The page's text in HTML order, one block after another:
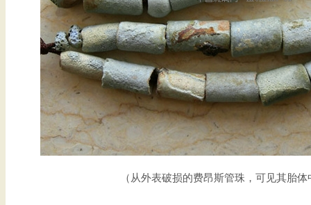
（从外表破损的费昂斯管珠，可见其胎